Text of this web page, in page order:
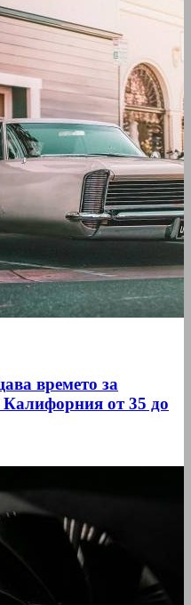
времето за
Калифорния от 35 до